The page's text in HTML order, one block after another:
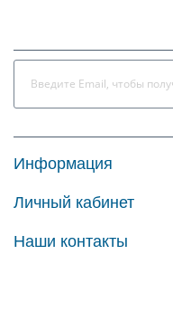
Информация
Личный кабинет
Наши контакты